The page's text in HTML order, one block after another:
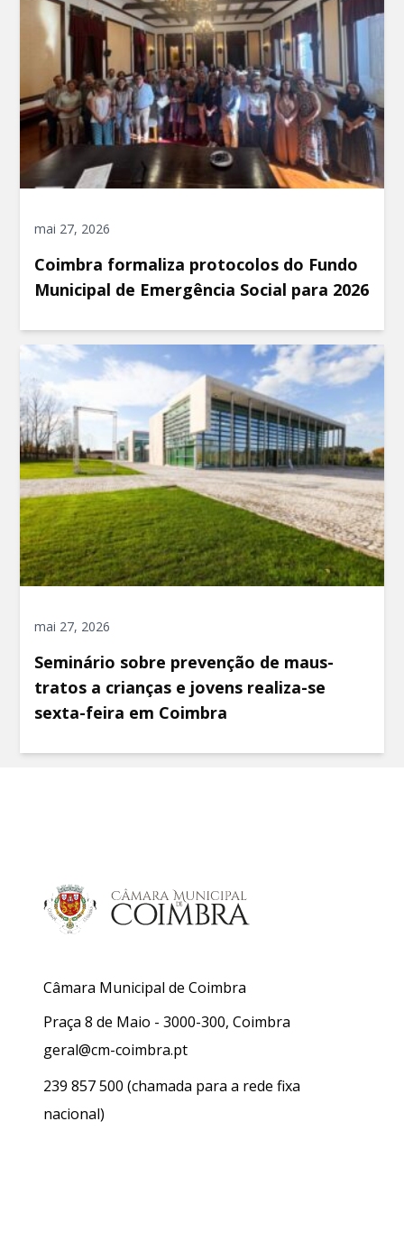
mai 27, 2026
Coimbra formaliza protocolos do Fundo
Municipal de Emergência Social para 2026
mai 27, 2026
Seminário sobre prevenção de maus-
tratos a crianças e jovens realiza-se
sexta-feira em Coimbra
Câmara Municipal de Coimbra
Praça 8 de Maio - 3000-300, Coimbra
geral@cm-coimbra.pt
239 857 500 (chamada para a rede fixa
nacional)